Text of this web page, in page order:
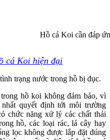
Hồ cá Koi cần đáp
cá Koi hiện đại
trạng nước trong hồ bị đục.
hồ koi không đảm bảo, vì
quyết định tới môi trường
chức năng xử lý các chất thải
hồ, các loại rác, lá cây hay
lọc không được lắp đặt đúng